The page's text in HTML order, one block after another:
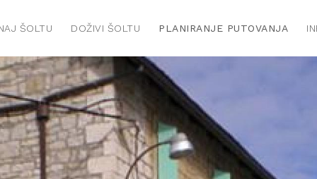
ŠOLTU DOŽIVI ŠOLTU PLANIRANJE PUTOVANJA